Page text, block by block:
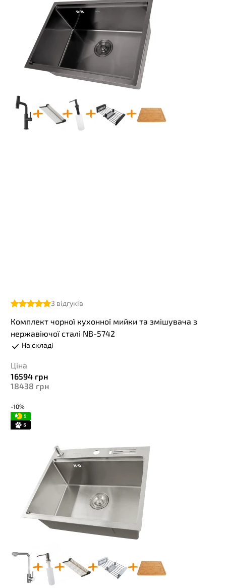
3 відгуків
Комплект чорної кухонної мийки та змішувача з
нержавіючої сталі NB-5742
На складі
Ціна
16594 грн
18438 грн
-10%